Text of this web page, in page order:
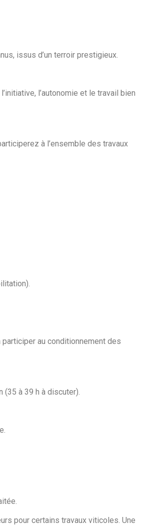
issus d’un terroir prestigieux.
l’autonomie et le travail bien
à l’ensemble des travaux
au conditionnement des
(35 à 39 h à discuter).
pour certains travaux viticoles. Une